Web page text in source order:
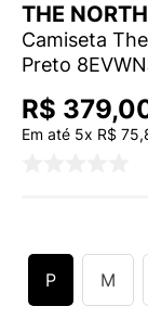
THE
Camiseta
Preto
R$ 379,
Em até 5x R$ 75,
P M
4º
NEW 9060
5
ADIDAS
º
7 º
MELISSA